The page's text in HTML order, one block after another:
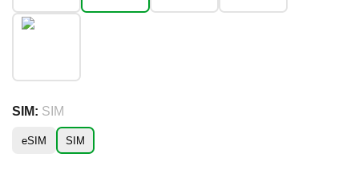
SIM: SIM
eSIM SIM